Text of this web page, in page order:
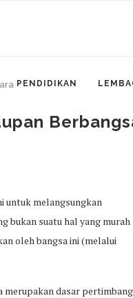
PENDIDIKAN
untuk melangsungkan
bukan suatu hal yang murah
oleh bangsa ini (melalui
merupakan dasar